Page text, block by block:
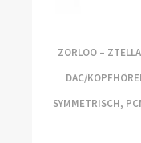
ZORLOO –
DAC/
SYMMETRISCH,